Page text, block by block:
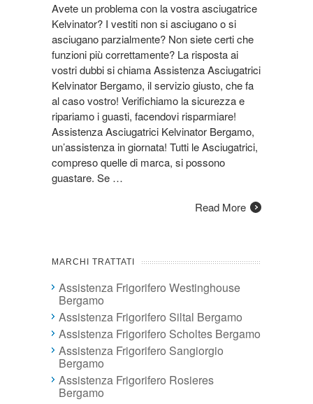
Avete un problema con la vostra asciugatrice
Kelvinator? I vestiti non si asciugano o si
asciugano parzialmente? Non siete certi che
funzioni più correttamente? La risposta ai
vostri dubbi si chiama Assistenza Asciugatrici
Kelvinator Bergamo, il servizio giusto, che fa
al caso vostro! Verifichiamo la sicurezza e
ripariamo i guasti, facendovi risparmiare!
Assistenza Asciugatrici Kelvinator Bergamo,
un’assistenza in giornata! Tutti le Asciugatrici,
compreso quelle di marca, si possono
guastare. Se …
Read More
MARCHI TRATTATI
Assistenza Frigorifero Westinghouse
Bergamo
Assistenza Frigorifero Siltal Bergamo
Assistenza Frigorifero Scholtes Bergamo
Assistenza Frigorifero Sangiorgio
Bergamo
Assistenza Frigorifero Rosieres
Bergamo